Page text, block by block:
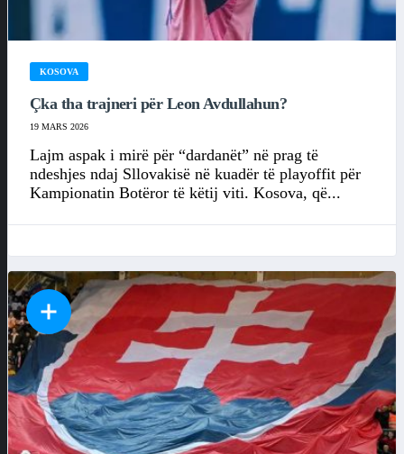
KOSOVA
Çka tha trajneri për Leon Avdullahun?
19 MARS 2026
Lajm aspak i mirë për “dardanët” në prag të
ndeshjes ndaj Sllovakisë në kuadër të playoffit për
Kampionatin Botëror të këtij viti. Kosova, që...